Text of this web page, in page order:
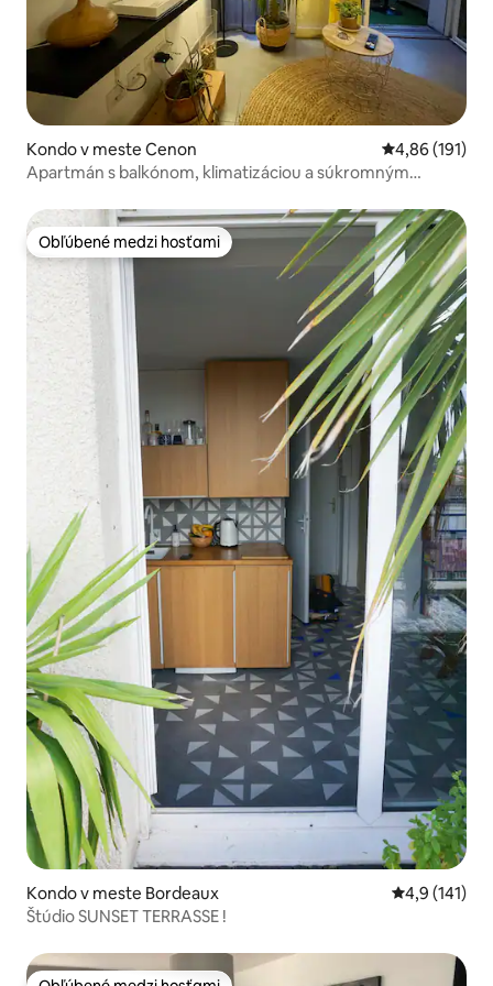
Kondo v meste Cenon Priemerné
4,86 (191)
Apartmán s balkónom, klimatizáciou a súkromným
Obľúbené medzi hosťami
Obľúbené medzi hosťami
Kondo v meste Bordeaux Priemerné
4,9 (141)
Štúdio SUNSET TERRASSE !